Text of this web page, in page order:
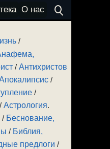
О нас
/
/Антихристов
/
/
/Астрология.
/ Беснование,
/ Библия,
предлоги /